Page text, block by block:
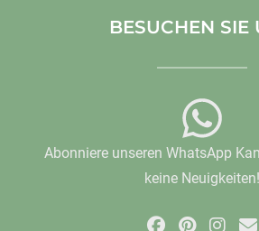
BESUCHEN SIE
Abonniere unseren WhatsApp
keine Neuigkeiten!